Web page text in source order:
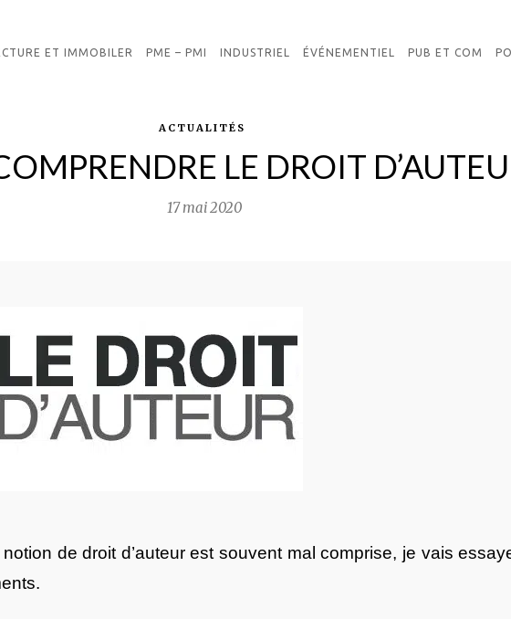
ET IMMOBILER PME – PMI INDUSTRIEL ÉVÉNEMENTIEL PUB ET COM
ACTUALITÉS
LE DROIT
17 mai 2020
de droit d’auteur est souvent mal comprise, je vais